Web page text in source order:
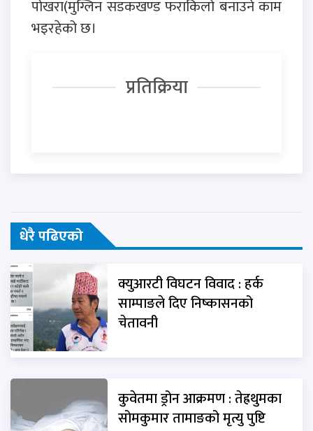
पोखरा(मुग्लिन सडकखण्ड फराकिलो बनाउने काम
भइरहेको छ।
प्रतिक्रिया
धेरै पढिएको
क्युआरटी विघटन विवाद : हर्क
साम्पाङले दिए निष्कासनको
चेतावनी
कुवेतमा ड्रोन आक्रमण : तेह्रथुमका
सोमकुमार तामाङको मृत्यु पुष्टि